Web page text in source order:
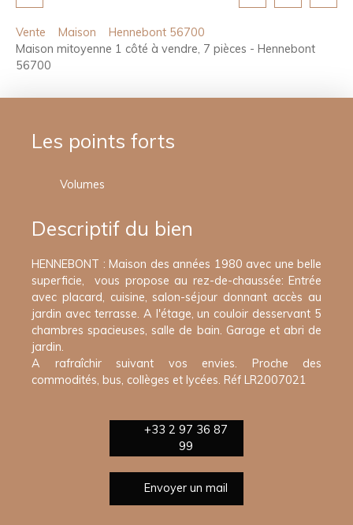
Vente Maison
Hennebont 56700
Maison mitoyenne 1 côté à vendre, 7 pièces - Hennebont
56700
Les points forts
Volumes
Descriptif du bien
HENNEBONT : Maison des années 1980 avec une belle
superficie, vous propose au rez-de-chaussée: Entrée
avec placard, cuisine, salon-séjour donnant accès au
jardin avec terrasse. A l'étage, un couloir desservant 5
chambres spacieuses, salle de bain. Garage et abri de
jardin.
A rafraîchir suivant vos envies. Proche des
commodités, bus, collèges et lycées. Réf LR2007021
+33 2 97 36 87
99
Envoyer un mail